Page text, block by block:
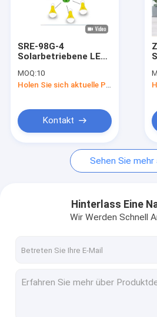
Über uns
Solarhauptbeleuchtungssystem
Tragbare Solargeneratoren
Solarflut-Licht
Helle Solarausrüstungen
SRE-98G-4
Solarbetriebene LED-
5200MAH
Lithiumbatterie für
MOQ:10
Kontakt
Sehen Sie mehr
Hinterlass Eine
Wir Werden Schnell